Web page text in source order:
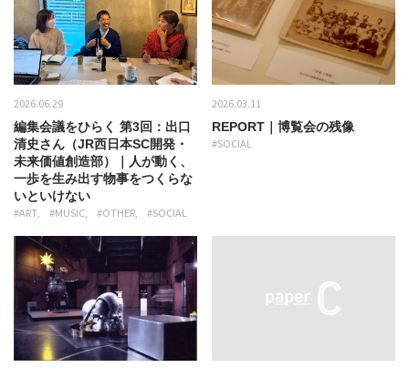
2026.06.29
編集会議をひらく 第3回：出口
清史さん（JR西日本SC開発・
未来価値創造部）｜人が動く、
一歩を生み出す物事をつくらな
いといけない
#ART #MUSIC #OTHER #SOCIAL
2026.03.11
REPORT｜博覧会の残像
#SOCIAL